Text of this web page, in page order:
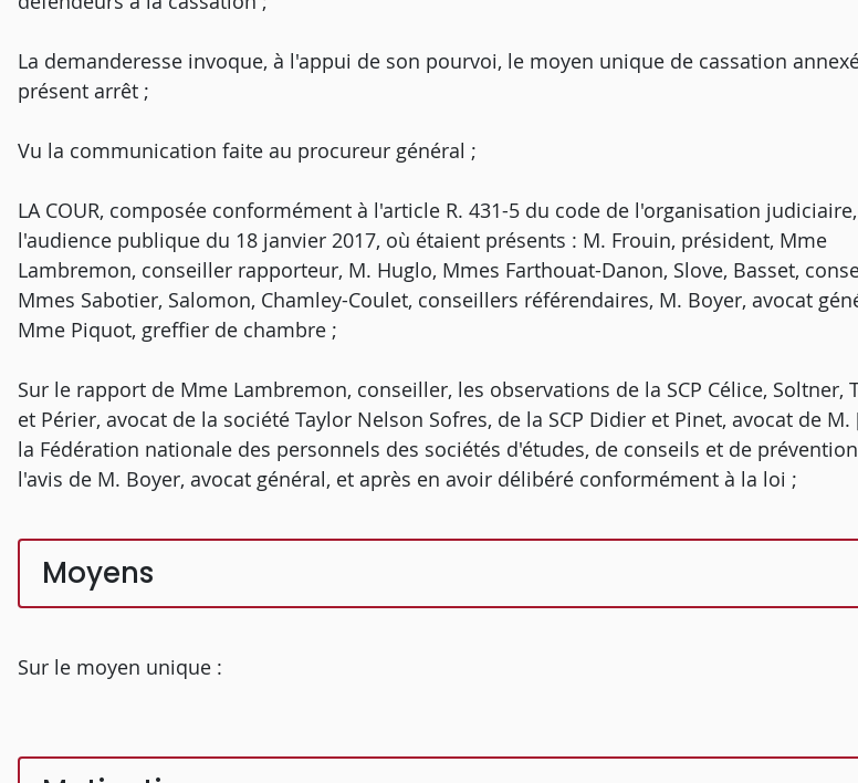
La demanderesse invoque, à l'appui de son pourvoi, le moyen unique de cassation
présent arrêt ;
Vu la communication faite au procureur général ;
LA COUR, composée conformément à l'article R. 431-5 du code de l'organisation
l'audience publique du 18 janvier 2017, où étaient présents : M. Frouin, président, Mme
Lambremon, conseiller rapporteur, M. Huglo, Mmes Farthouat-Danon, Slove, Basset,
Mmes Sabotier, Salomon, Chamley-Coulet, conseillers référendaires, M. Boyer, avocat
Mme Piquot, greffier de chambre ;
Sur le rapport de Mme Lambremon, conseiller, les observations de la SCP Célice, Soltner,
et Périer, avocat de la société Taylor Nelson Sofres, de la SCP Didier et Pinet, avocat de
la Fédération nationale des personnels des sociétés d'études, de conseils et de prévention
l'avis de M. Boyer, avocat général, et après en avoir délibéré conformément à la loi ;
Moyens
Sur le moyen unique :